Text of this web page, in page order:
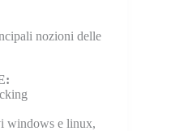
nozioni delle
windows e linux,